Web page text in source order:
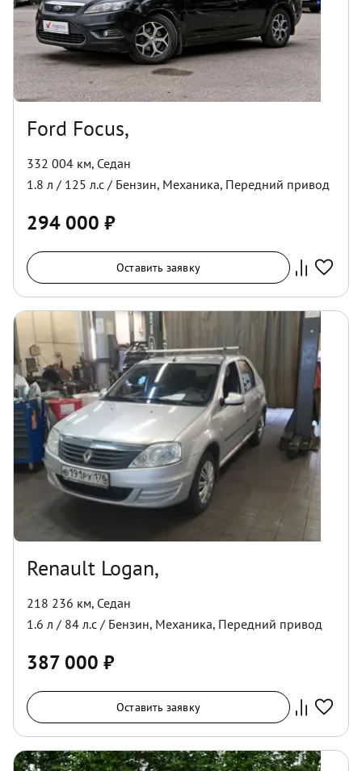
Ford Focus,
332 004 км, Седан
1.8 л / 125 л.с / Бензин, Механика, Передний привод
294 000 ₽
Оставить заявку
Renault Logan,
218 236 км, Седан
1.6 л / 84 л.с / Бензин, Механика, Передний привод
387 000 ₽
Оставить заявку